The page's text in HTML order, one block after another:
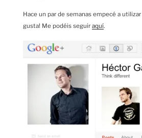
Hace un par de semanas empecé a utilizar
gusta! Me podéis seguiraquí.